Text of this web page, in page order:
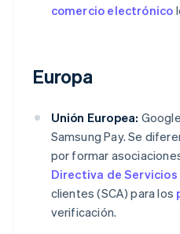
comercio electrónico
Europa
Unión Europea:
Samsung Pay. Se
por formar
Directiva de Servicios
clientes (SCA) para los
verificación.